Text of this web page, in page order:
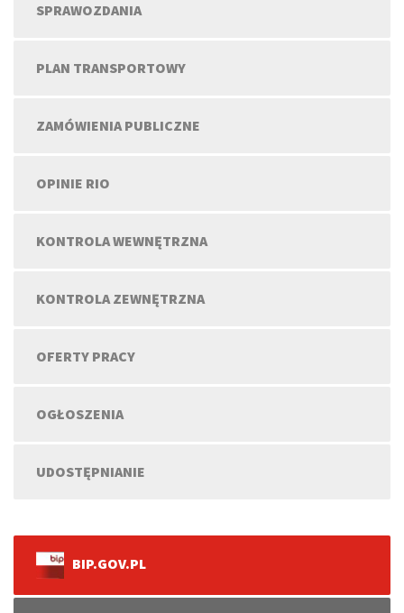
SPRAWOZDANIA
PLAN TRANSPORTOWY
ZAMÓWIENIA PUBLICZNE
OPINIE RIO
KONTROLA WEWNĘTRZNA
KONTROLA ZEWNĘTRZNA
OFERTY PRACY
OGŁOSZENIA
UDOSTĘPNIANIE
BIP.GOV.PL